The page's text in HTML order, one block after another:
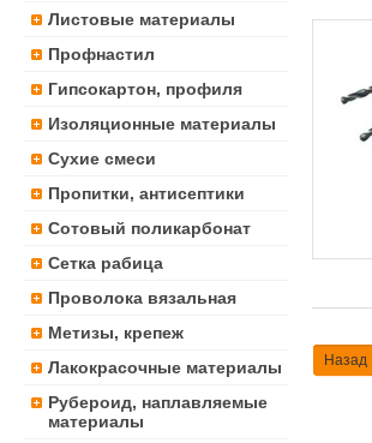
Листовые материалы
Профнастил
Гипсокартон, профиля
Изоляционные материалы
Сухие смеси
Пропитки, антисептики
Сотовый поликарбонат
Сетка рабица
Проволока вязальная
Метизы, крепеж
Лакокрасочные материалы
Рубероид, наплавляемые
материалы
Назад